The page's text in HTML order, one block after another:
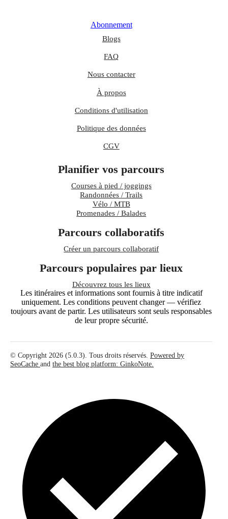
Abonnement
Blogs
FAQ
Nous contacter
À propos
Conditions d'utilisation
Politique des données
CGV
Planifier vos parcours
Courses à pied / joggings
Randonnées / Trails
Vélo / MTB
Promenades / Balades
Parcours collaboratifs
Créer un parcours collaboratif
Parcours populaires par lieux
Découvrez tous les lieux
Les itinéraires et informations sont fournis à titre indicatif
uniquement. Les conditions peuvent changer — vérifiez
toujours avant de partir. Les utilisateurs sont seuls responsables
de leur propre sécurité.
© Copyright 2026 (5.0.3). Tous droits réservés. Powered by
SeoCache and the best blog platform: GinkoNote.